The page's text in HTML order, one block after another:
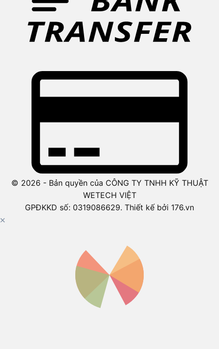
© 2026 - Bản quyền của CÔNG TY TNHH KỸ THUẬT
WETECH VIỆT
GPĐKKD số: 0319086629. Thiết kế bởi 176.vn